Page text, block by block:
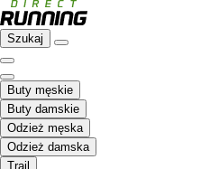
Szukaj
Buty męskie
Buty damskie
Odzież męska
Odzież damska
Trail